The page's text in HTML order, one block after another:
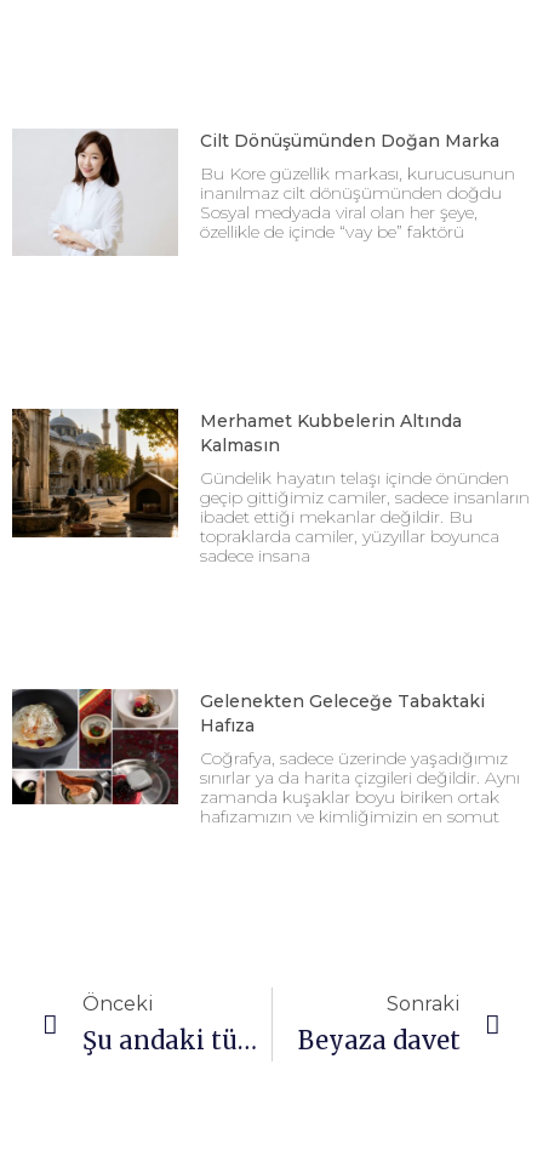
Cilt Dönüşümünden Doğan Marka
Bu Kore güzellik markası, kurucusunun
inanılmaz cilt dönüşümünden doğdu
Sosyal medyada viral olan her şeye,
özellikle de içinde “vay be” faktörü
Merhamet Kubbelerin Altında
Kalmasın
Gündelik hayatın telaşı içinde önünden
geçip gittiğimiz camiler, sadece insanların
ibadet ettiği mekanlar değildir. Bu
topraklarda camiler, yüzyıllar boyunca
sadece insana
Gelenekten Geleceğe Tabaktaki
Hafıza
Coğrafya, sadece üzerinde yaşadığımız
sınırlar ya da harita çizgileri değildir. Aynı
zamanda kuşaklar boyu biriken ortak
hafızamızın ve kimliğimizin en somut
Önceki
Şu andaki tüm aşılar bir açıdan inaktif ve vücutta çoğalan virüsü taşımıyor
Sonraki
Beyaza davet